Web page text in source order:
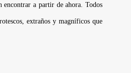
encontrar a partir de ahora. Todos
extraños y magníficos que